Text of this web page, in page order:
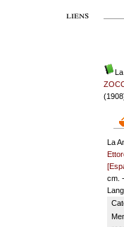
liens
La
cm.